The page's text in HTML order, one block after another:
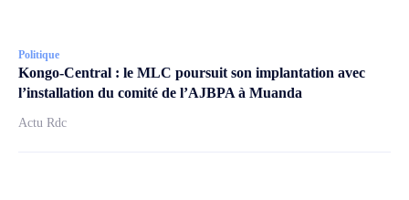
Politique
Kongo-Central : le MLC poursuit son implantation avec
l’installation du comité de l’AJBPA à Muanda
Actu Rdc